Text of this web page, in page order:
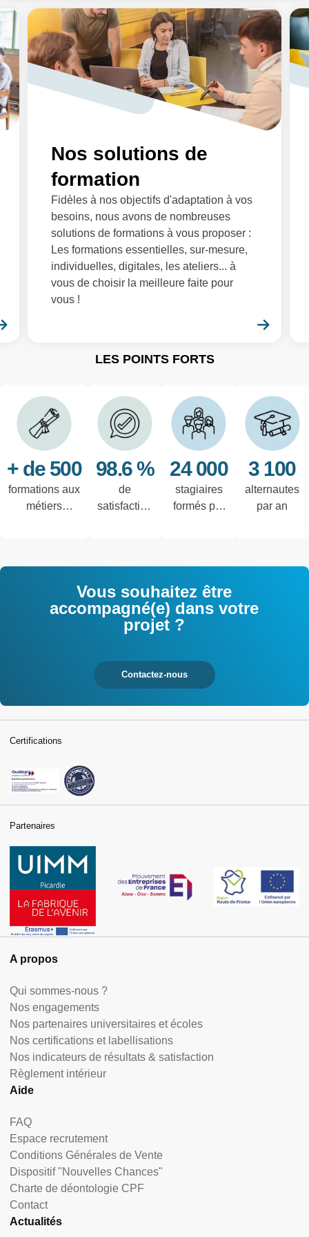
Nos solutions de
formation
Fidèles à nos objectifs d'adaptation à vos
besoins, nous avons de nombreuses
solutions de formations à vous proposer :
Les formations essentielles, sur-mesure,
individuelles, digitales, les ateliers... à
vous de choisir la meilleure faite pour
vous !
LES POINTS FORTS
+ de 500
formations aux
métiers
98.6 %
de
satisfaction
24 000
stagiaires
formés par
3 100
alternautes
par an
Vous souhaitez être
accompagné(e) dans votre
projet ?
Contactez-nous
A propos
Qui sommes-nous ?
Nos engagements
Nos partenaires universitaires et écoles
Nos certifications et labellisations
Nos indicateurs de résultats & satisfaction
Règlement intérieur
Aide
FAQ
Espace recrutement
Conditions Générales de Vente
Dispositif "Nouvelles Chances"
Charte de déontologie CPF
Contact
Actualités
Certifications
Partenaires